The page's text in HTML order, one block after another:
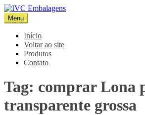
Pular
para
o
conteúdo
IVC Embalagens
Blog IVC
Menu
Início
Voltar ao site
Produtos
Contato
Tag: comprar Lona
transparente grossa